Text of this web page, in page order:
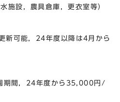
施設，農具倉庫，更衣室等）
新可能，24年度以降は4月から
期間，24年度から35,000円/